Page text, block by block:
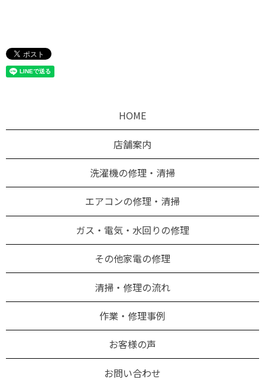
HOME
店舗案内
洗濯機の修理・清掃
エアコンの修理・清掃
ガス・電気・水回りの修理
その他家電の修理
清掃・修理の流れ
作業・修理事例
お客様の声
お問い合わせ